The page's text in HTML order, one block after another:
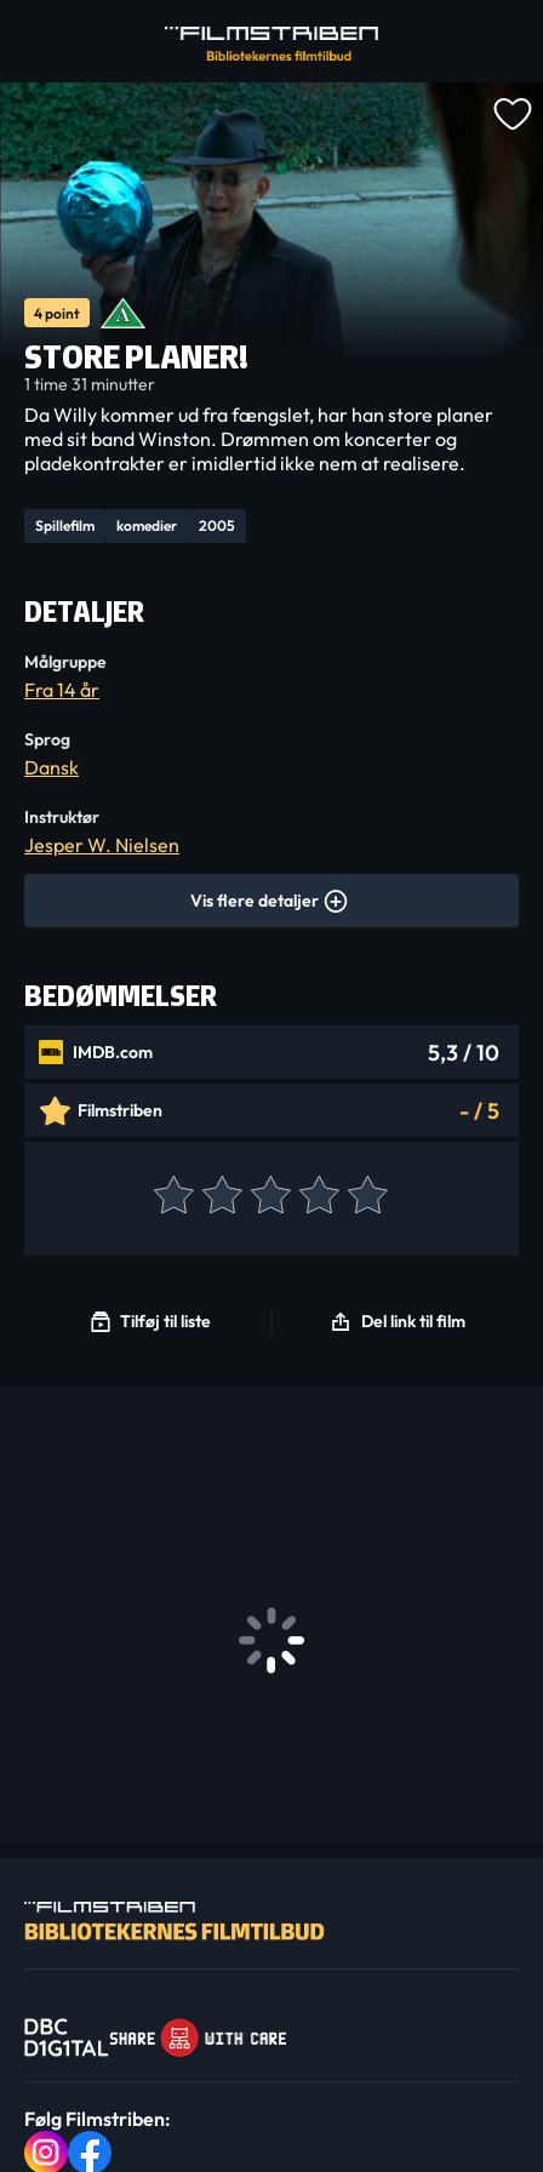
4 point
STORE PLANER!
1 time 31 minutter
Spillefilm komedier 2005
Da Willy kommer ud fra fængslet, har han store planer
med sit band Winston. Drømmen om koncerter og
pladekontrakter er imidlertid ikke nem at realisere.
DETALJER
Målgruppe
Fra 14 år
Sprog
Dansk
Instruktør
Jesper W. Nielsen
Vis flere detaljer
BEDØMMELSER
IMDB.com 5,3/ 10
Filmstriben -/5
Tilføj til liste Del link til film
Følg Filmstriben: